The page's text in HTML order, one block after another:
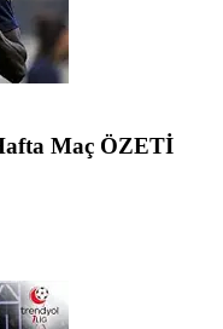
Maç ÖZETİ